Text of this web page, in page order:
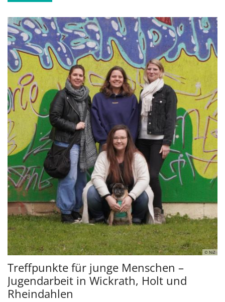
© NiZ
Treffpunkte für junge Menschen –
Jugendarbeit in Wickrath, Holt und
Rheindahlen